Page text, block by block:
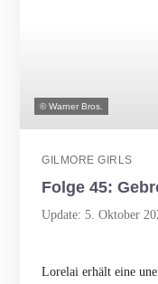
© Warner Bros.
GILMORE GIRLS
Folge 45:
Update: 5. Oktober
Lorelai erhält eine